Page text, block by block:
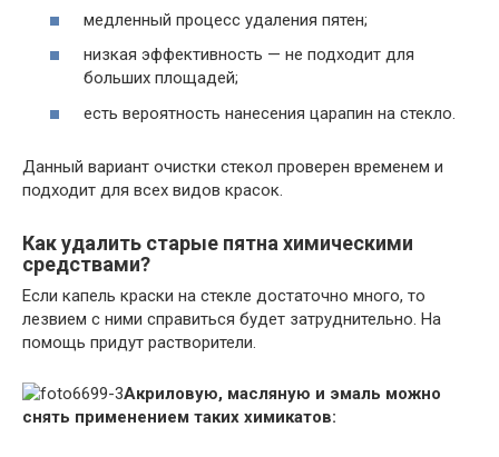
медленный процесс удаления пятен;
низкая эффективность — не подходит для
больших площадей;
есть вероятность нанесения царапин на стекло.
Данный вариант очистки стекол проверен временем и
подходит для всех видов красок.
Как удалить старые пятна химическими
средствами?
Если капель краски на стекле достаточно много, то
лезвием с ними справиться будет затруднительно. На
помощь придут растворители.
Акриловую, масляную и эмаль можно
снять применением таких химикатов: